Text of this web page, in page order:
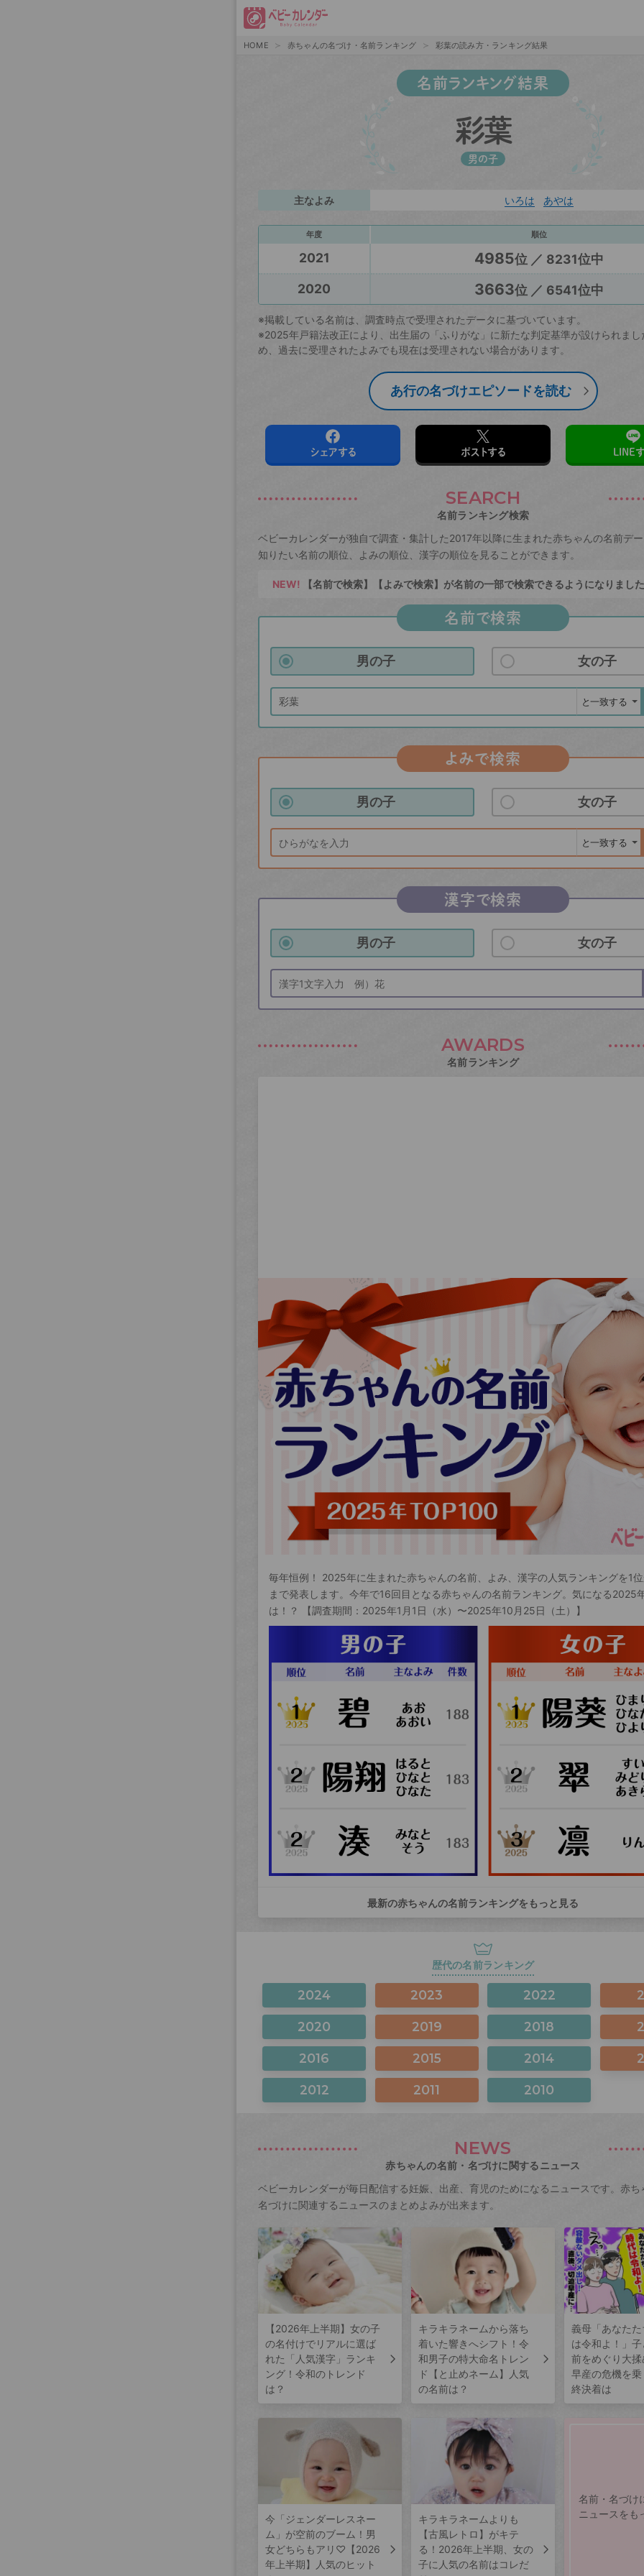
HOME 赤ちゃんの名づけ・名前ランキング 彩葉の読み方・ランキング結果
名前ランキング結果
彩葉
男の子
主なよみ いろは あやは
年度 順位
2021 4985位 ／ 8231位中
2020
3663位 ／ 6541位中
※掲載している名前は、調査時点で受理されたデータに基づいています。
※2025年戸籍法改正により、出生届の「ふりがな」に新たな判定基準が設けられまし
め、過去に受理されたよみでも現在は受理されない場合があります。
あ行の名づけエピソードを読む
シェアする ポストする LINE
SEARCH
名前ランキング検索
ベビーカレンダーが独自で調査・集計した2017年以降に生まれた赤ちゃんの名前デ
知りたい名前の順位、よみの順位、漢字の順位を見ることができます。
NEW! 【名前で検索】【よみで検索】が名前の一部で検索できるようになりまし
名前で検索
男の子 女の子
よみで検索
男の子 女の子
漢字で検索
男の子 女の子
AWARDS
名前ランキング
毎年恒例！ 2025年に生まれた赤ちゃんの名前、よみ、漢字の人気ランキングを1
まで発表します。今年で16回目となる赤ちゃんの名前ランキング。気になる2025
は！？ 【調査期間：2025年1月1日（水）〜2025年10月25日（土）】
最新の赤ちゃんの名前ランキングをもっと見る
歴代の名前ランキング
2024 2023 2022
2020 2019 2018
2016 2015 2014
2012 2011 2010
NEWS
赤ちゃんの名前・名づけに関するニュース
ベビーカレンダーが毎日配信する妊娠、出産、育児のためになるニュースです。赤ち
名づけに関連するニュースのまとめよみが出来ます。
【2026年上半期】女の子
の名付けでリアルに選ば
れた「人気漢字」ランキ
ング！令和のトレンド
は？
キラキラネームから落ち
着いた響きへシフト！令
和男子の特大命名トレン
ド【と止めネーム】人気
の名前は？
義母「あなた
は令和よ！」
前をめぐり大
早産の危機を
終決着は
今「ジェンダーレスネー
ム」が空前のブーム！男
女どちらもアリ♡【2026
年上半期】人気のヒット
キラキラネームよりも
【古風レトロ】がキテ
る！2026年上半期、女の
子に人気の名前はコレだ
名前・名づけ
ニュースをも